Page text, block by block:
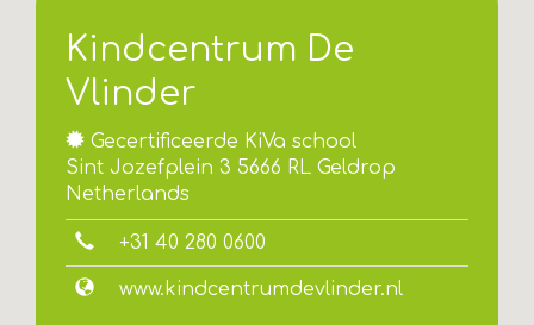
Kindcentrum De
Vlinder
Gecertificeerde KiVa school
Sint Jozefplein 3 5666 RL Geldrop
Netherlands
+31 40 280 0600
www.kindcentrumdevlinder.nl